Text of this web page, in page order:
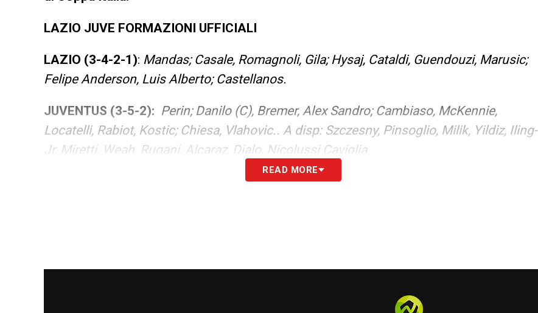
LAZIO JUVE FORMAZIONI UFFICIALI
LAZIO (3-4-2-1): Mandas; Casale, Romagnoli, Gila; Hysaj, Cataldi, Guendouzi, Marusic;
Felipe Anderson, Luis Alberto; Castellanos.
JUVENTUS (3-5-2): Perin; Danilo (C), Bremer, Alex Sandro; Cambiaso, McKennie,
Locatelli, Rabiot, Kostic; Chiesa, Vlahovic.. A disp: Szczesny, Pinsoglio, Milik, Yildiz, Iling-
Jr, Miretti, Weah, Rugani, Alcaraz, Djalo, Nicolussi Caviglia
READ MORE